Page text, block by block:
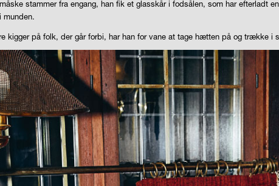
stammer fra engang, han fik et glasskår i fodsålen, som har efterladt
munden.
kigger på folk, der går forbi, har han for vane at tage hætten på og trække i